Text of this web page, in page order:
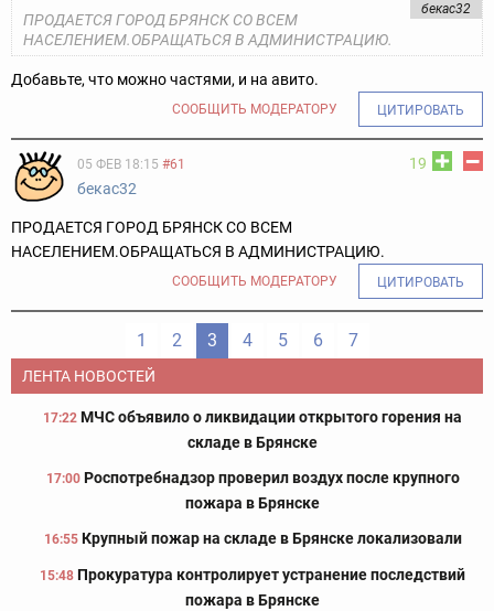
бекас32
ПРОДАЕТСЯ ГОРОД БРЯНСК СО ВСЕМ
НАСЕЛЕНИЕМ.ОБРАЩАТЬСЯ В АДМИНИСТРАЦИЮ.
Добавьте, что можно частями, и на авито.
СООБЩИТЬ МОДЕРАТОРУ ЦИТИРОВАТЬ
19
05 ФЕВ 18:15 #61
бекас32
ПРОДАЕТСЯ ГОРОД БРЯНСК СО ВСЕМ
НАСЕЛЕНИЕМ.ОБРАЩАТЬСЯ В АДМИНИСТРАЦИЮ.
СООБЩИТЬ МОДЕРАТОРУ ЦИТИРОВАТЬ
1 2 3 4 5 6 7
ЛЕНТА НОВОСТЕЙ
17:22 МЧС объявило о ликвидации открытого горения на
складе в Брянске
17:00 Роспотребнадзор проверил воздух после крупного
пожара в Брянске
16:55 Крупный пожар на складе в Брянске локализовали
15:48 Прокуратура контролирует устранение последствий
пожара в Брянске